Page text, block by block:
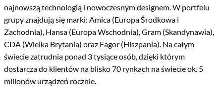
najnowszą technologią i nowoczesnym designem. W portfelu
grupy znajdują się marki: Amica (Europa Środkowa i
Zachodnia), Hansa (Europa Wschodnia), Gram (Skandynawia),
CDA (Wielka Brytania) oraz Fagor (Hiszpania). Na całym
świecie zatrudnia ponad 3 tysiące osób, dzięki którym
dostarcza do klientów na blisko 70 rynkach na świecie ok. 5
milionów urządzeń rocznie.